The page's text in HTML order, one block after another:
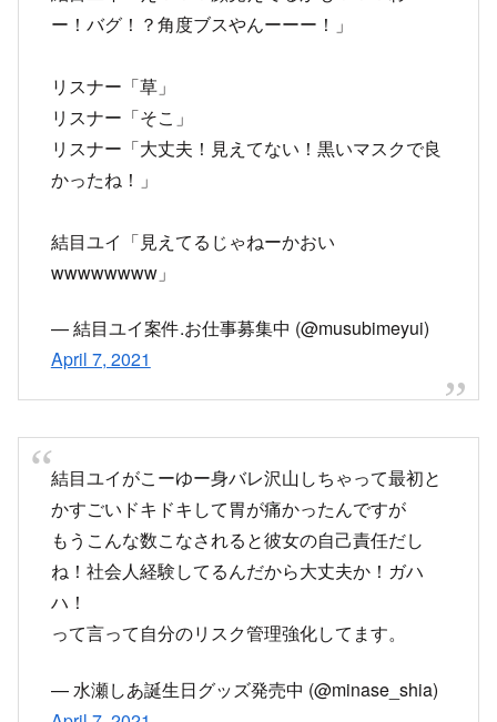
wwwwwwww」
— 結目ユイ案件.お仕事募集中 (@musubimeyui)
April 7, 2021
かすごいドキドキして胃が痛かったんですが
もうこんな数こなされると彼女の自己責任だし
ね！社会人経験してるんだから大丈夫か！ガハ
ハ！
って言って自分のリスク管理強化してます。
— 水瀬しあ誕生日グッズ発売中 (@minase_shia)
April 7, 2021
結目ユイが住所バレした時の水瀬しあ「あんた
ァ！！！！！！」
結目ユイが3次元の世界を映してしまった時の水
瀬しあ「見たかったなぁ」